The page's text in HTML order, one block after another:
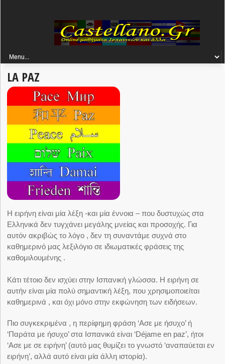
LA PAZ
Η ειρήνη είναι μία λέξη -και μία έννοια – που δυστυχώς στα
Ελληνικά δεν τυγχάνει μεγάλης μνείας και προσοχής. Για
αυτόν ακριβώς το λόγο , δεν τη συναντάμε συχνά στο
καθημερινό μας λεξιλόγιο σε ιδιωματικές φράσεις της
καθομιλουμένης .
Κάτι τέτοιο δεν ισχύει στην Ισπανική γλώσσα. Η ειρήνη σε
αυτήν είναι μία πολύ σημαντική λέξη, που χρησιμοποιείται
καθημερινά , και όχι μόνο στην εκφώνηση των ειδήσεων.
Πιο συγκεκριμένα , η περίφημη φράση ‘Ασε με ήσυχο’ ή
‘Παράτα με ήσυχο’ στα Ισπανικά είναι ‘Déjame en paz’, ήτοι
‘Ασε με σε ειρήνη’ (αυτό μας θυμίζει το γνωστό ‘αναπαύεται εν
ειρήνη’, αλλά αυτό είναι μία άλλη ιστορία).